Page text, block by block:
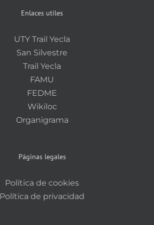
Enlaces utiles
UTY Trail Yecla
San Silvestre
Trail Yecla
FAMU
FEDME
Wikiloc
Organigrama
Páginas legales
Política de cookies
Política de privacidad